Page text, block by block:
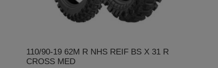
110/90-19 62M R NHS REIF BS X 31 R
CROSS MED